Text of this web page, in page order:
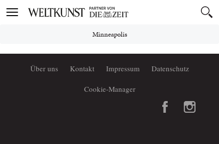
Toggle
Minneapolis
Über uns Kontakt Impressum Datenschutz
Cookie-Manager